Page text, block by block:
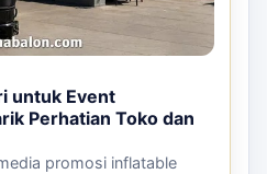
untuk Event
Perhatian Toko dan
promosi inflatable